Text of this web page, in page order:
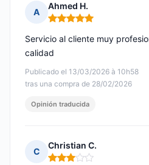
A
Ahmed H.
Nota: 5 de 5
Publicado el 13/03/2026 à 10h58
tras una compra de 28/02/2026
Servicio al cliente muy
calidad
Opinión traducida
C
Christian C.
Nota: 3 de 5